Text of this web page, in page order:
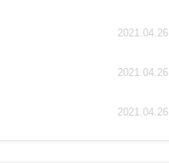
2021.04.26
2021.04.26
2021.04.26